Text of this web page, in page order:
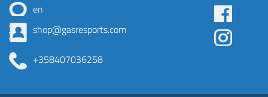
en
shop@gasresports.com
+358407036258
Some